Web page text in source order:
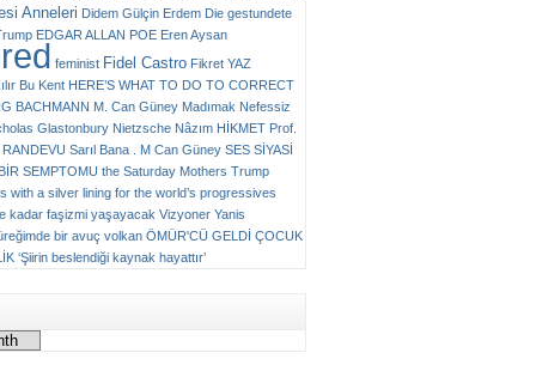
Anneleri Didem Gülçin Erdem Die gestundete
EDGAR ALLAN POE Eren Aysan
feminist Fidel Castro Fikret YAZ
Bu Kent HERE’S WHAT TO DO TO CORRECT
BACHMANN M. Can Güney Madımak Nefessiz
Glastonbury Nietzsche Nâzım HİKMET Prof.
RANDEVU Sarıl Bana . M Can Güney SES SİYASİ
SEMPTOMU the Saturday Mothers Trump
with a silver lining for the world’s progressives
kadar faşizmi yaşayacak Vizyoner Yanis
bir avuç volkan ÖMÜR'CÜ GELDİ ÇOCUK
‘Şiirin beslendiği kaynak hayattır’